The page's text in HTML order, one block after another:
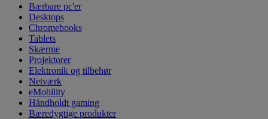
Bærbare pc'er
Desktops
Chromebooks
Tablets
Skærme
Projektorer
Elektronik og tilbehør
Netværk
eMobility
Håndholdt gaming
Bæredygtige produkter